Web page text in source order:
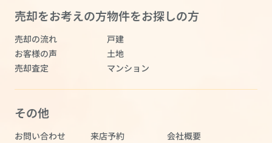
売却をお考えの方
売却の流れ
お客様の声
売却査定
物件をお探しの方
戸建
土地
マンション
その他
お問い合わせ 来店予約
会社概要